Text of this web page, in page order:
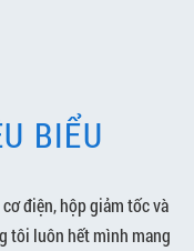
BIỂU
điện, hộp giảm tốc và
tôi luôn hết mình mang